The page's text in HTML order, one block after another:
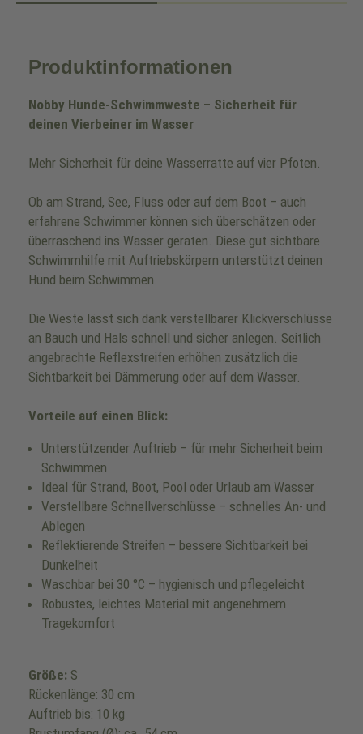
Produktinformationen
Nobby Hunde-Schwimmweste – Sicherheit für
deinen Vierbeiner im Wasser
Mehr Sicherheit für deine Wasserratte auf vier Pfoten.
Ob am Strand, See, Fluss oder auf dem Boot – auch
erfahrene Schwimmer können sich überschätzen oder
überraschend ins Wasser geraten. Diese gut sichtbare
Schwimmhilfe mit Auftriebskörpern unterstützt deinen
Hund beim Schwimmen.
Die Weste lässt sich dank verstellbarer Klickverschlüsse
an Bauch und Hals schnell und sicher anlegen. Seitlich
angebrachte Reflexstreifen erhöhen zusätzlich die
Sichtbarkeit bei Dämmerung oder auf dem Wasser.
Vorteile auf einen Blick:
Unterstützender Auftrieb – für mehr Sicherheit beim
Schwimmen
Ideal für Strand, Boot, Pool oder Urlaub am Wasser
Verstellbare Schnellverschlüsse – schnelles An- und
Ablegen
Reflektierende Streifen – bessere Sichtbarkeit bei
Dunkelheit
Waschbar bei 30 °C – hygienisch und pflegeleicht
Robustes, leichtes Material mit angenehmem
Tragekomfort
Größe: S
Rückenlänge: 30 cm
Auftrieb bis: 10 kg